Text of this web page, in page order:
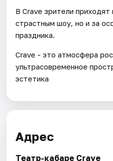
В Crave зрители приходят
страстным шоу, но и за
праздника.
Crave - это атмосфера
ультрасовременное
эстетика
Адрес
Театр-кабаре Crave